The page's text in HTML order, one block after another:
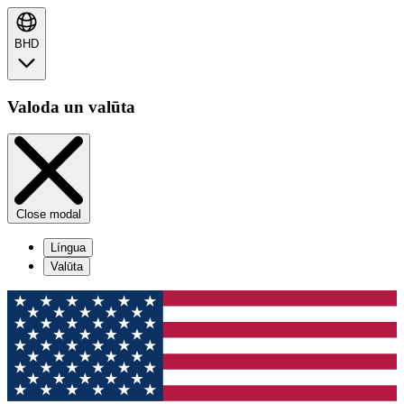
BHD
Valoda un valūta
Close modal
Língua
Valūta